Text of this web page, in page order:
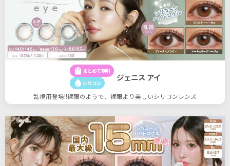
shopping_bag まとめて割引
water_drop シリコン
ジェニス アイ
乱視用登場!!裸眼のようで、裸眼より美しいシリコンレンズ